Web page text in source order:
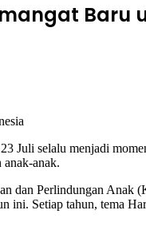
Baru
Juli selalu menjadi
anak-anak.
dan Perlindungan Anak
ini. Setiap tahun, tema